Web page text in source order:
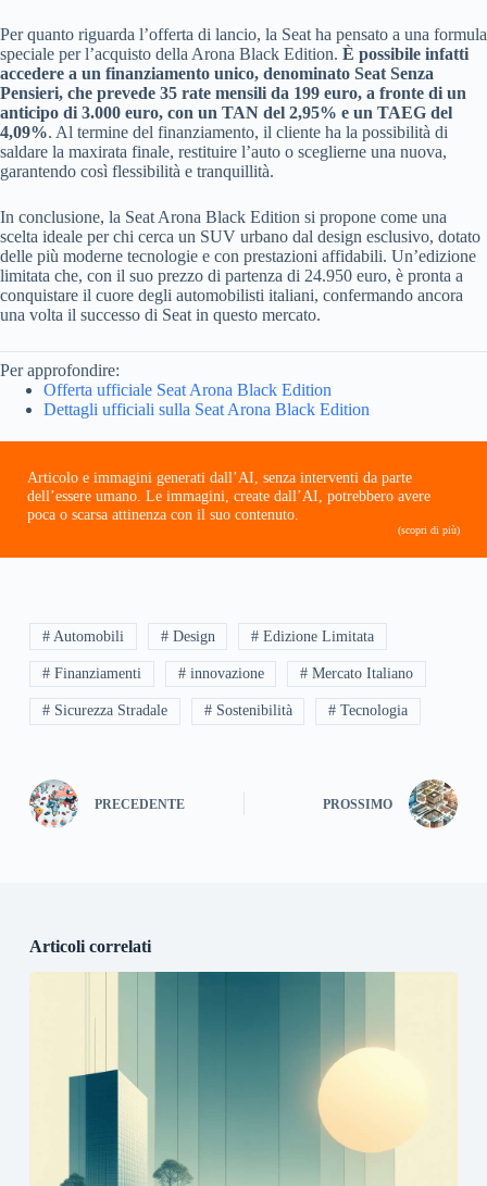
Per quanto riguarda l’offerta di lancio, la Seat ha pensato a una formula
speciale per l’acquisto della Arona Black Edition. È possibile infatti
accedere a un finanziamento unico, denominato Seat Senza
Pensieri, che prevede 35 rate mensili da 199 euro, a fronte di un
anticipo di 3.000 euro, con un TAN del 2,95% e un TAEG del
4,09%. Al termine del finanziamento, il cliente ha la possibilità di
saldare la maxirata finale, restituire l’auto o sceglierne una nuova,
garantendo così flessibilità e tranquillità.
In conclusione, la Seat Arona Black Edition si propone come una
scelta ideale per chi cerca un SUV urbano dal design esclusivo, dotato
delle più moderne tecnologie e con prestazioni affidabili. Un’edizione
limitata che, con il suo prezzo di partenza di 24.950 euro, è pronta a
conquistare il cuore degli automobilisti italiani, confermando ancora
una volta il successo di Seat in questo mercato.
Per approfondire:
Offerta ufficiale Seat Arona Black Edition
Dettagli ufficiali sulla Seat Arona Black Edition
Articolo e immagini generati dall’AI, senza interventi da parte
dell’essere umano. Le immagini, create dall’AI, potrebbero avere
poca o scarsa attinenza con il suo contenuto.
(scopri di più)
# Automobili # Design # Edizione Limitata
# Finanziamenti # innovazione # Mercato Italiano
# Sicurezza Stradale # Sostenibilità # Tecnologia
PRECEDENTE PROSSIMO
Articoli correlati